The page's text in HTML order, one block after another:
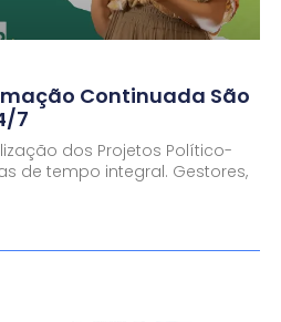
Continuada São
7
dos Projetos Político-
de tempo integral. Gestores,